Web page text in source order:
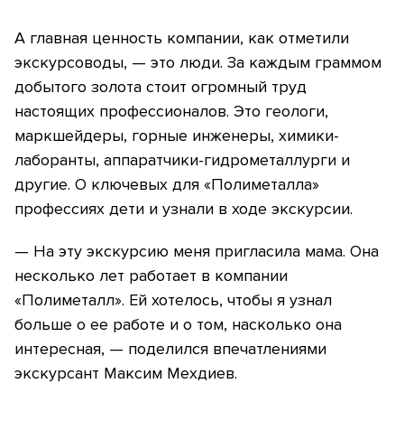
А главная ценность компании, как отметили
экскурсоводы, — это люди. За каждым граммом
добытого золота стоит огромный труд
настоящих профессионалов. Это геологи,
маркшейдеры, горные инженеры, химики-
лаборанты, аппаратчики-гидрометаллурги и
другие. О ключевых для «Полиметалла»
профессиях дети и узнали в ходе экскурсии.
— На эту экскурсию меня пригласила мама. Она
несколько лет работает в компании
«Полиметалл». Ей хотелось, чтобы я узнал
больше о ее работе и о том, насколько она
интересная, — поделился впечатлениями
экскурсант Максим Мехдиев.